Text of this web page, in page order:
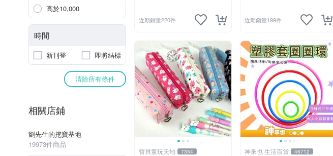
高於10,000
時間
新刊登 即將結標
清除所有條件
相關店鋪
劉先生的挖寶基地
19973件商品
近期銷量220件 近期銷量199件
寶貝童玩天地 7354 神來也 生活百貨 46712